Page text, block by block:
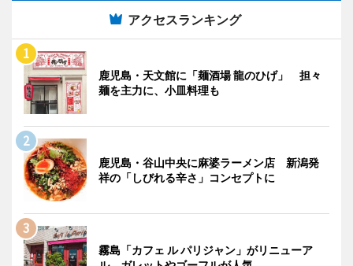
アクセスランキング
鹿児島・天文館に「麺酒場 龍のひげ」 担々
麺を主力に、小皿料理も
鹿児島・谷山中央に麻婆ラーメン店 新潟発
祥の「しびれる辛さ」コンセプトに
霧島「カフェ ル パリジャン」がリニューア